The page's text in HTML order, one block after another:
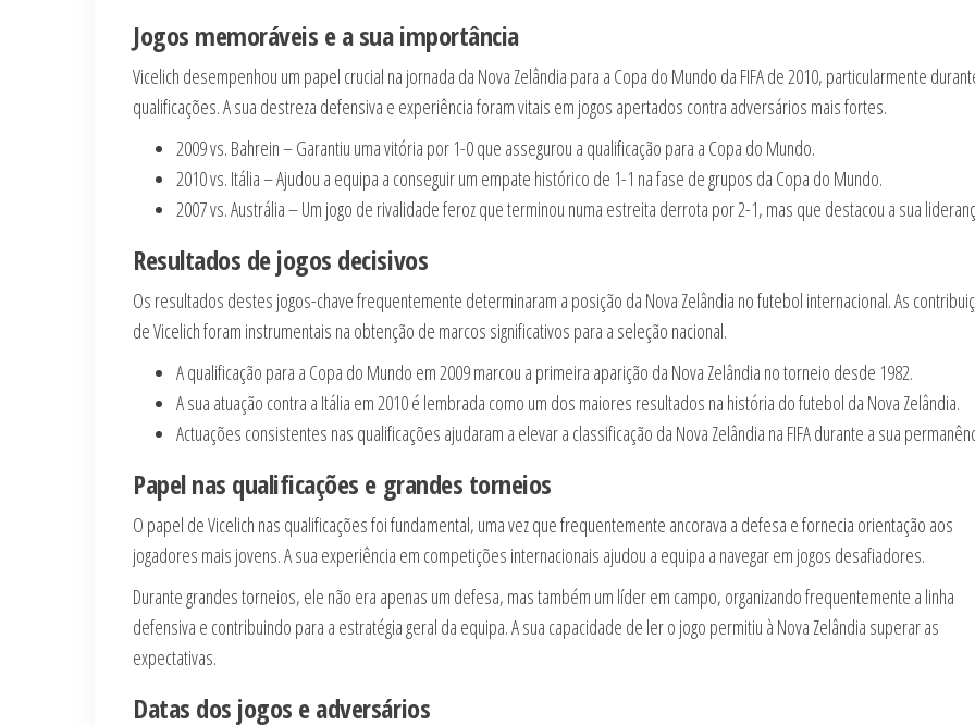
Jogos memoráveis e a sua importância
Vicelich desempenhou um papel crucial na jornada da Nova Zelândia para a Copa do Mundo da FIFA de 2010, particularmente
qualificações. A sua destreza defensiva e experiência foram vitais em jogos apertados contra adversários mais fortes.
2009 vs. Bahrein – Garantiu uma vitória por 1-0 que assegurou a qualificação para a Copa do Mundo.
2010 vs. Itália – Ajudou a equipa a conseguir um empate histórico de 1-1 na fase de grupos da Copa do Mundo.
2007 vs. Austrália – Um jogo de rivalidade feroz que terminou numa estreita derrota por 2-1, mas que destacou a sua
Resultados de jogos decisivos
Os resultados destes jogos-chave frequentemente determinaram a posição da Nova Zelândia no futebol internacional. As
de Vicelich foram instrumentais na obtenção de marcos significativos para a seleção nacional.
A qualificação para a Copa do Mundo em 2009 marcou a primeira aparição da Nova Zelândia no torneio desde 1982.
A sua atuação contra a Itália em 2010 é lembrada como um dos maiores resultados na história do futebol da Nova Zelândia.
Actuações consistentes nas qualificações ajudaram a elevar a classificação da Nova Zelândia na FIFA durante a sua
Papel nas qualificações e grandes torneios
O papel de Vicelich nas qualificações foi fundamental, uma vez que frequentemente ancorava a defesa e fornecia orientação aos
jogadores mais jovens. A sua experiência em competições internacionais ajudou a equipa a navegar em jogos desafiadores.
Durante grandes torneios, ele não era apenas um defesa, mas também um líder em campo, organizando frequentemente a linha
defensiva e contribuindo para a estratégia geral da equipa. A sua capacidade de ler o jogo permitiu à Nova Zelândia superar as
expectativas.
Datas dos jogos e adversários